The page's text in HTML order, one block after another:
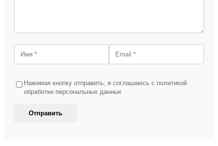
Нажимая кнопку отправить, я соглашаюсь с политикой
обработки персональных данных